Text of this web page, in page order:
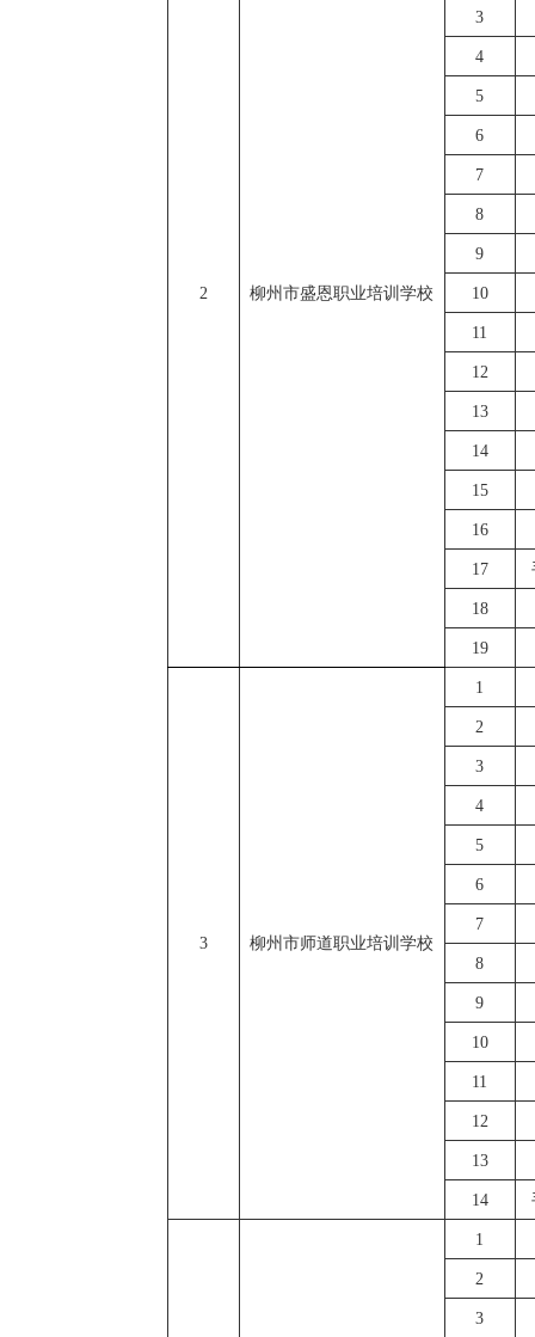
2 柳州市盛恩职业培训学校
3
4
5
6
7
8
9
10
11
12
13
14
15
16
17
18
19
3 柳州市师道职业培训学校
1
2
3
4
5
6
7
8
9
10
11
12
13
14
1
2
3